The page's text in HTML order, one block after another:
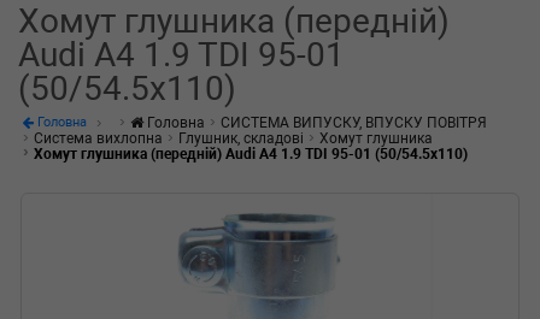
Хомут глушника (передній)
Audi A4 1.9 TDI 95-01
(50/54.5x110)
Головна Головна
СИСТЕМА ВИПУСКУ, ВПУСКУ ПОВІТРЯ
Система вихлопна
Глушник, складові
Хомут глушника
Хомут глушника (передній) Audi A4 1.9 TDI 95-01 (50/54.5x110)